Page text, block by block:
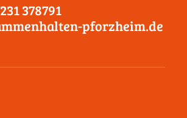
378791
pforzheim.de